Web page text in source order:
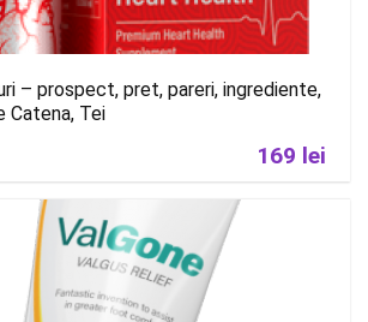
– prospect, pret, pareri, ingrediente,
Catena, Tei
169 lei